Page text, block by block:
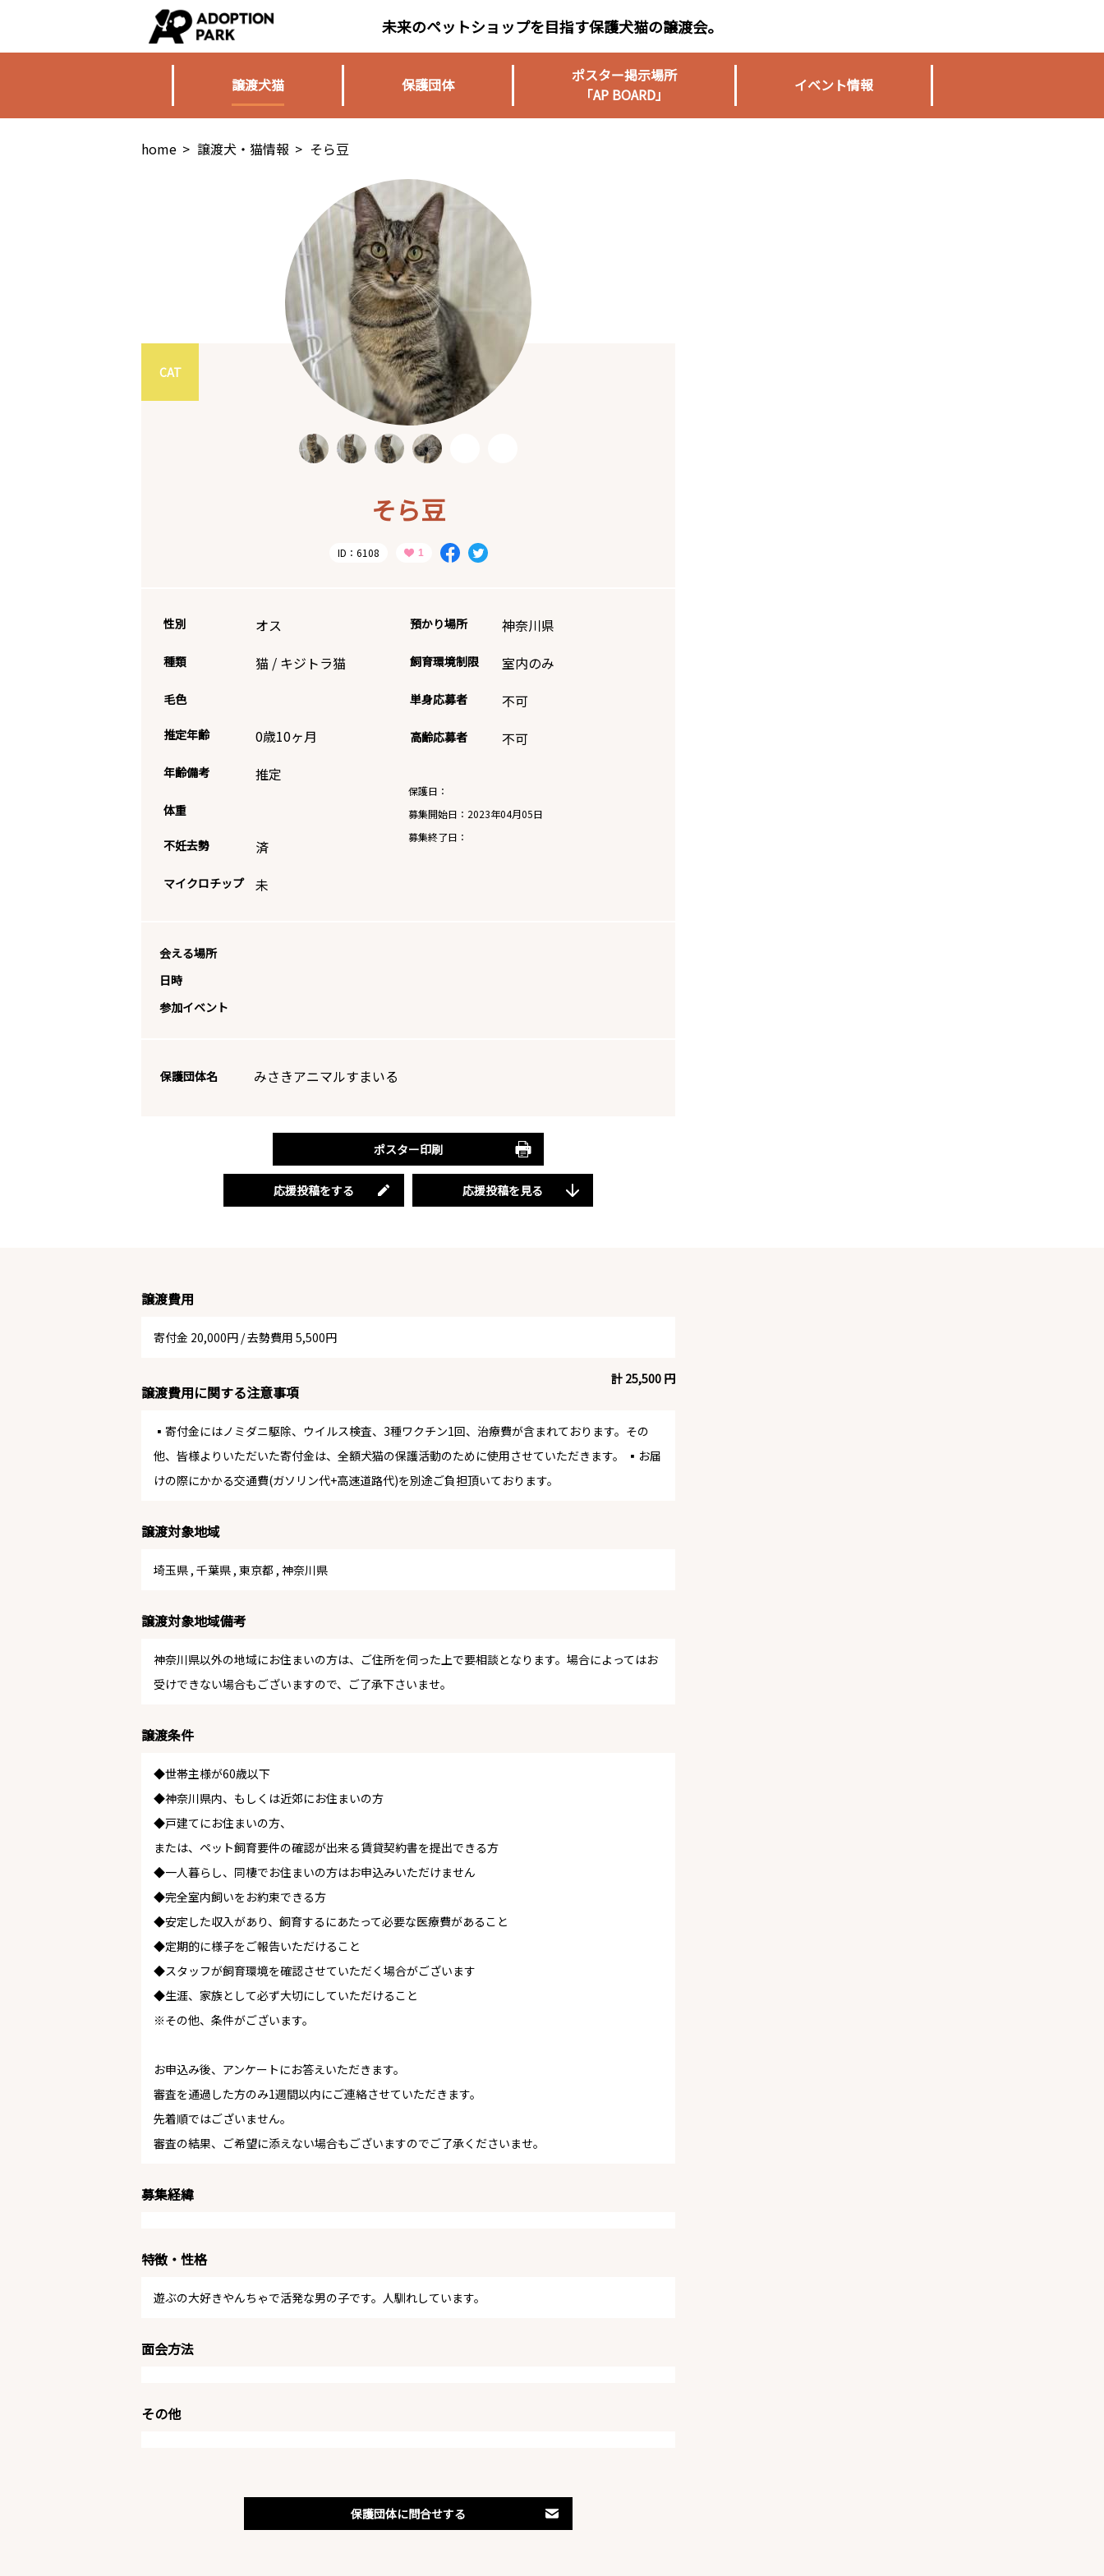
未来のペットショップを目指す保護犬猫の譲渡会。
譲渡犬猫 保護団体
ポスター掲示場所
「AP BOARD」
イベント情報
home > 譲渡犬・猫情報 > そら豆
CAT
そら豆
ID：6108
性別 オス
種類 猫 / キジトラ猫
毛色
推定年齢 0歳10ヶ月
年齢備考 推定
体重
不妊去勢 済
マイクロチップ 未
預かり場所 神奈川県
飼育環境制限 室内のみ
単身応募者 不可
高齢応募者 不可
保護日：
募集開始日： 2023年04月05日
募集終了日：
会える場所
日時
参加イベント
保護団体名 みさきアニマルすまいる
ポスター印刷
応援投稿をする 応援投稿を見る
譲渡費用
寄付金 20,000円 /去勢費用 5,500円
計 25,500 円
譲渡費用に関する注意事項
▪️寄付金にはノミダニ駆除、ウイルス検査、3種ワクチン1回、治療費が含まれております。その
他、皆様よりいただいた寄付金は、全額犬猫の保護活動のために使用させていただきます。 ▪️お届
けの際にかかる交通費(ガソリン代+高速道路代)を別途ご負担頂いております。
譲渡対象地域
埼玉県 , 千葉県 , 東京都 , 神奈川県
譲渡対象地域備考
神奈川県以外の地域にお住まいの方は、ご住所を伺った上で要相談となります。場合によってはお
受けできない場合もございますので、ご了承下さいませ。
譲渡条件
◆世帯主様が60歳以下
◆神奈川県内、もしくは近郊にお住まいの方
◆戸建てにお住まいの方、
または、ペット飼育要件の確認が出来る賃貸契約書を提出できる方
◆一人暮らし、同棲でお住まいの方はお申込みいただけません
◆完全室内飼いをお約束できる方
◆安定した収入があり、飼育するにあたって必要な医療費があること
◆定期的に様子をご報告いただけること
◆スタッフが飼育環境を確認させていただく場合がございます
◆生涯、家族として必ず大切にしていただけること
※その他、条件がございます。
お申込み後、アンケートにお答えいただきます。
審査を通過した方のみ1週間以内にご連絡させていただきます。
先着順ではございません。
審査の結果、ご希望に添えない場合もございますのでご了承くださいませ。
募集経緯
特徴・性格
遊ぶの大好きやんちゃで活発な男の子です。人馴れしています。
面会方法
その他
保護団体に問合せする